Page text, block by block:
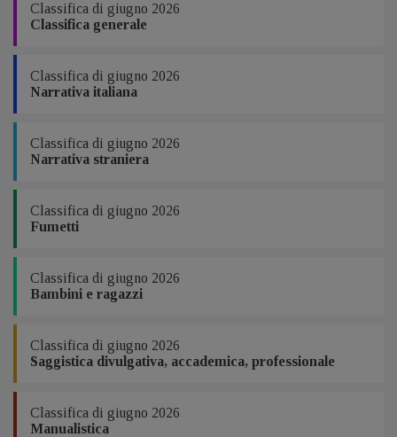
Classifica di giugno 2026
Classifica generale
Classifica di giugno 2026
Narrativa italiana
Classifica di giugno 2026
Narrativa straniera
Classifica di giugno 2026
Fumetti
Classifica di giugno 2026
Bambini e ragazzi
Classifica di giugno 2026
Saggistica divulgativa, accademica, professionale
Classifica di giugno 2026
Manualistica